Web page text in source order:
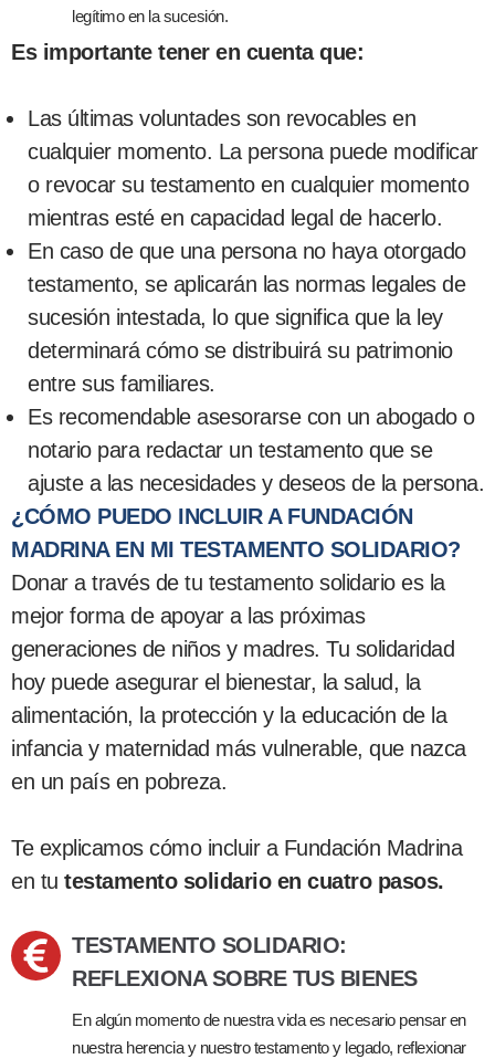
legítimo en la sucesión.
Es importante tener en cuenta que:
Las últimas voluntades son revocables en
cualquier momento. La persona puede modificar
o revocar su testamento en cualquier momento
mientras esté en capacidad legal de hacerlo.
En caso de que una persona no haya otorgado
testamento, se aplicarán las normas legales de
sucesión intestada, lo que significa que la ley
determinará cómo se distribuirá su patrimonio
entre sus familiares.
Es recomendable asesorarse con un abogado o
notario para redactar un testamento que se
ajuste a las necesidades y deseos de la persona.
¿CÓMO PUEDO INCLUIR A FUNDACIÓN
MADRINA EN MI TESTAMENTO SOLIDARIO?
Donar a través de tu testamento solidario es la
mejor forma de apoyar a las próximas
generaciones de niños y madres. Tu solidaridad
hoy puede asegurar el bienestar, la salud, la
alimentación, la protección y la educación de la
infancia y maternidad más vulnerable, que nazca
en un país en pobreza.
Te explicamos cómo incluir a Fundación Madrina
en tu testamento solidario en cuatro pasos.
TESTAMENTO SOLIDARIO:
REFLEXIONA SOBRE TUS BIENES
En algún momento de nuestra vida es necesario pensar en
nuestra herencia y nuestro testamento y legado, reflexionar